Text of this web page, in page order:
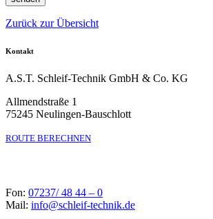
Zurück zur Übersicht
Kontakt
A.S.T. Schleif-Technik GmbH & Co. KG
Allmendstraße 1
75245 Neulingen-Bauschlott
ROUTE BERECHNEN
Fon: 07237/ 48 44 – 0
Mail: info@schleif-technik.de